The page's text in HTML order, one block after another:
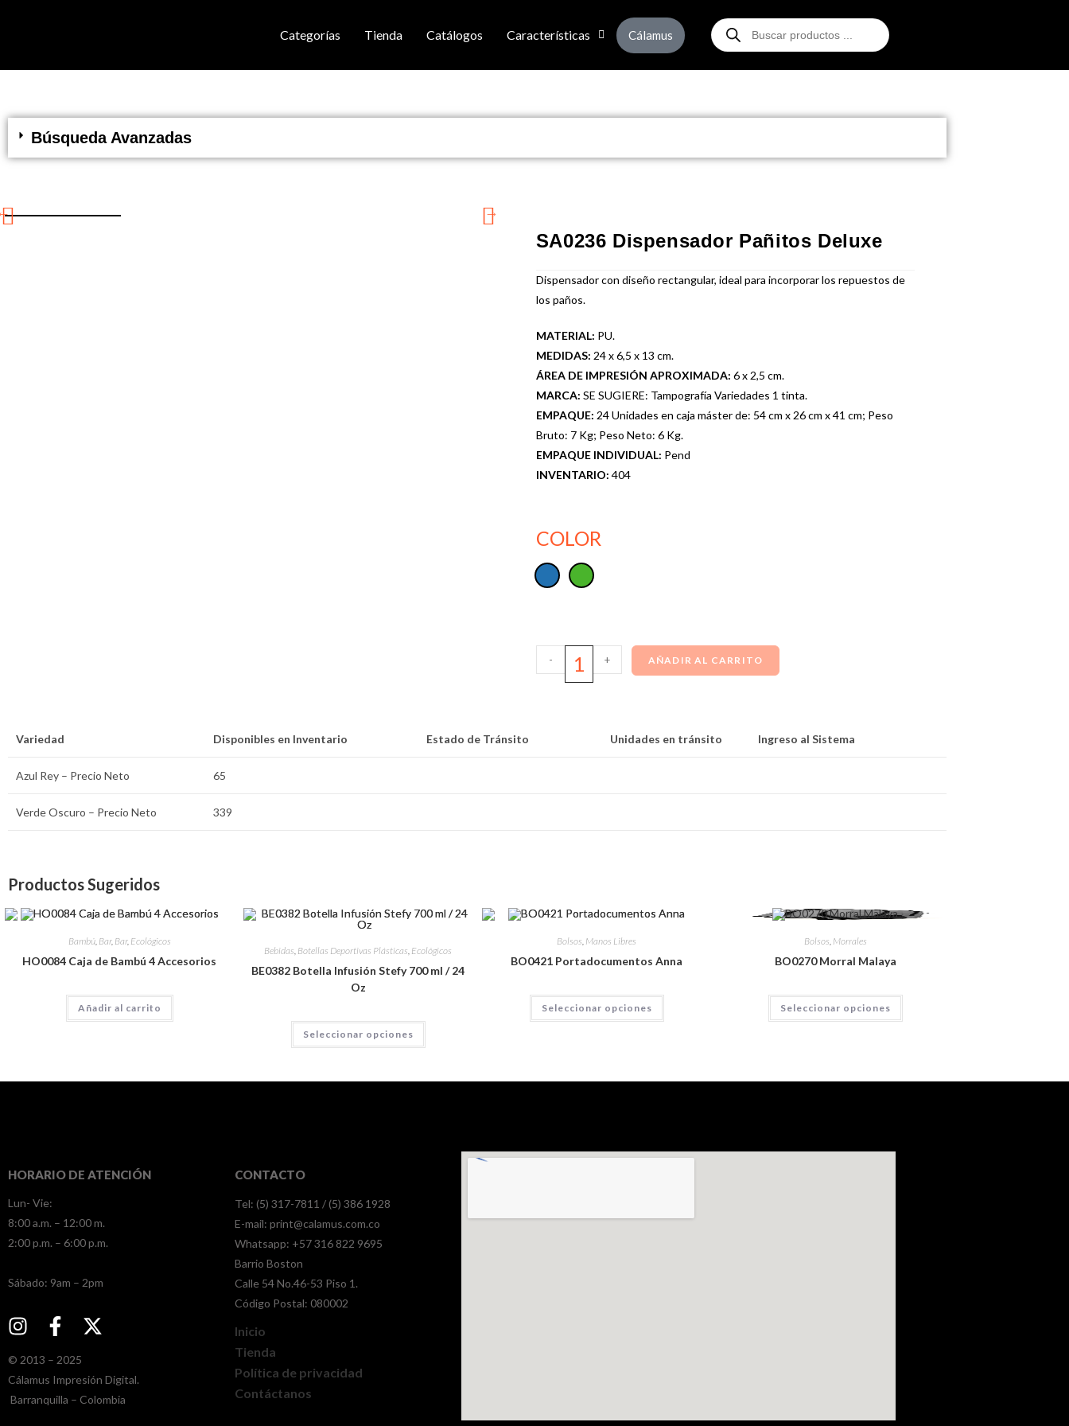
Categorías Tienda Catálogos Características Cálamus
Búsqueda Avanzadas
SA0236 Dispensador Pañitos Deluxe
Dispensador con diseño rectangular, ideal para incorporar los repuestos de
los paños.
MATERIAL: PU.
MEDIDAS: 24 x 6,5 x 13 cm.
ÁREA DE IMPRESIÓN APROXIMADA: 6 x 2,5 cm.
MARCA: SE SUGIERE: Tampografía Variedades 1 tinta.
EMPAQUE: 24 Unidades en caja máster de: 54 cm x 26 cm x 41 cm; Peso
Bruto: 7 Kg; Peso Neto: 6 Kg.
EMPAQUE INDIVIDUAL: Pend
INVENTARIO: 404
COLOR
- + AÑADIR AL CARRITO
Variedad Disponibles en Inventario Estado de Tránsito Unidades en tránsito Ingreso al Sistema
Azul Rey – Precio Neto 65
Verde Oscuro – Precio Neto 339
Productos Sugeridos
Bambú, Bar, Bar, Ecológicos
HO0084 Caja de Bambú 4 Accesorios
Añadir al carrito
Bebidas Botellas Deportivas Plásticas Ecológicos
BE0382 Botella Infusión Stefy 700 ml / 24
Oz
Seleccionar opciones
Bolsos, Manos Libres
BO0421 Portadocumentos Anna
Seleccionar opciones
Bolsos, Morrales
BO0270 Morral Malaya
Seleccionar opciones
HORARIO DE ATENCIÓN
Lun- Vie:
8:00 a.m. – 12:00 m.
2:00 p.m. – 6:00 p.m.
​​Sábado: 9am – 2pm
© 2013 – 2025
Cálamus Impresión Digital.
Barranquilla – Colombia
CONTACTO
Tel: (5) 317-7811 / (5) 386 1928
E-mail: print@calamus.com.co
Whatsapp: +57 316 822 9695
Barrio Boston
Calle 54 No.46-53 Piso 1.
Código Postal: 080002
Inicio
Tienda
Política de privacidad
Contáctanos